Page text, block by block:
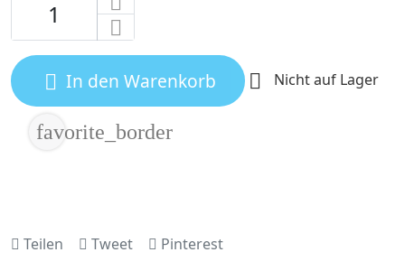
 In den Warenkorb  Nicht auf Lager
favorite_border
Teilen Tweet Pinterest